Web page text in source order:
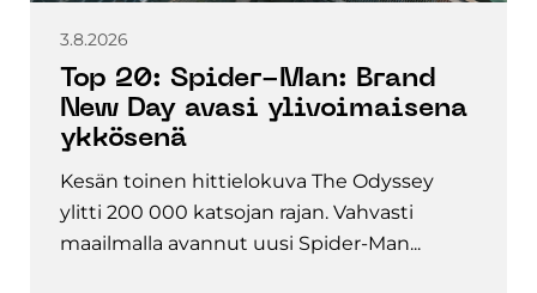
3.8.2026
Top 20: Spider-Man: Brand
New Day avasi ylivoimaisena
ykkösenä
Kesän toinen hittielokuva The Odyssey
ylitti 200 000 katsojan rajan. Vahvasti
maailmalla avannut uusi Spider-Man...